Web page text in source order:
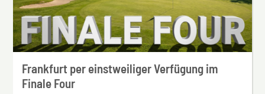
Frankfurt per einstweiliger Verfügung im
Finale Four